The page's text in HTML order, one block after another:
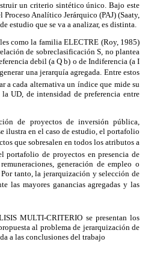
un criterio sintético único. Bajo este
Analítico Jerárquico (PAJ) (Saaty,
estudio que se va a analizar, es distinta.
como la familia ELECTRE (Roy, 1985)
de sobreclasificación S, no plantea
debil (a Q b) o de Indiferencia (a I
una jerarquía agregada. Entre estos
a cada alternativa un índice que mide su
UD, de intensidad de preferencia entre
de proyectos de inversión pública,
ilustra en el caso de estudio, el portafolio
que sobresalen en todos los atributos a
portafolio de proyectos en presencia de
generación de empleo o
tanto, la jerarquización y selección de
las mayores ganancias agregadas y las
MULTI-CRITERIO se presentan los
al problema de jerarquización de
a las conclusiones del trabajo